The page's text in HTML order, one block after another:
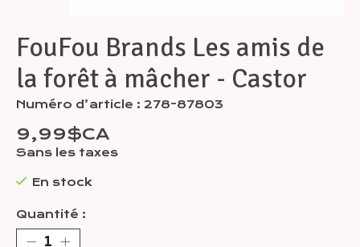
FouFou Brands Les amis de
la forêt à mâcher - Castor
Numéro d’article : 278-87803
9,99$CA
Sans les taxes
En stock
Quantité :